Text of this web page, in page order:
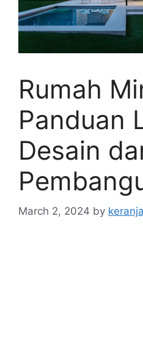
Rumah
Panduan
Desain
March 2, 2024 by